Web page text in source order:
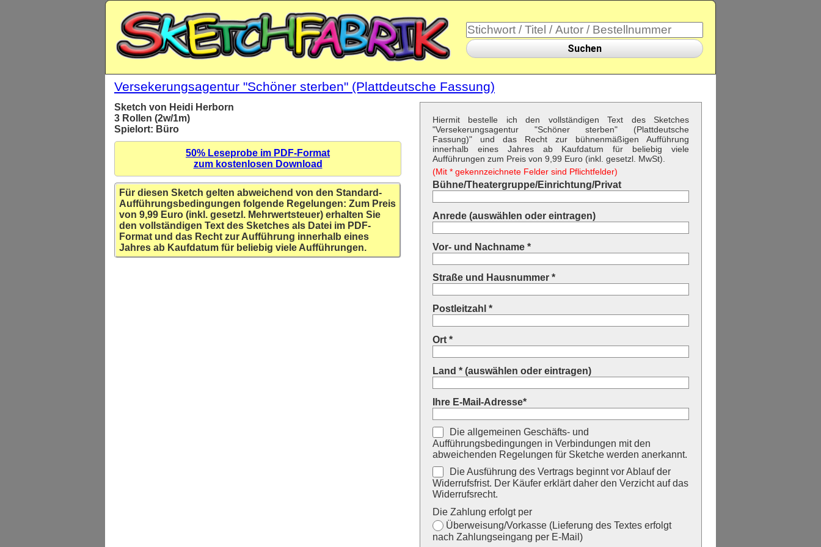
Suchen
Versekerungsagentur "Schöner sterben" (Plattdeutsche Fassung)
Sketch von Heidi Herborn
3 Rollen (2w/1m)
Spielort: Büro
50% Leseprobe im PDF-Format
zum kostenlosen Download
Für diesen Sketch gelten abweichend von den Standard-
Aufführungsbedingungen folgende Regelungen: Zum Preis
von 9,99 Euro (inkl. gesetzl. Mehrwertsteuer) erhalten Sie
den vollständigen Text des Sketches als Datei im PDF-
Format und das Recht zur Aufführung innerhalb eines
Jahres ab Kaufdatum für beliebig viele Aufführungen.
Hiermit bestelle ich den vollständigen Text des Sketches
"Versekerungsagentur "Schöner sterben" (Plattdeutsche
Fassung)" und das Recht zur bühnenmäßigen Aufführung
innerhalb eines Jahres ab Kaufdatum für beliebig viele
Aufführungen zum Preis von 9,99 Euro (inkl. gesetzl. MwSt).
(Mit * gekennzeichnete Felder sind Pflichtfelder)
Bühne/Theatergruppe/Einrichtung/Privat
Anrede (auswählen oder eintragen)
Vor- und Nachname *
Straße und Hausnummer *
Postleitzahl *
Ort *
Land * (auswählen oder eintragen)
Ihre E-Mail-Adresse*
Die allgemeinen Geschäfts- und
Aufführungsbedingungen in Verbindungen mit den
abweichenden Regelungen für Sketche werden anerkannt.
Die Ausführung des Vertrags beginnt vor Ablauf der
Widerrufsfrist. Der Käufer erklärt daher den Verzicht auf das
Widerrufsrecht.
Die Zahlung erfolgt per
Überweisung/Vorkasse (Lieferung des Textes erfolgt
nach Zahlungseingang per E-Mail)